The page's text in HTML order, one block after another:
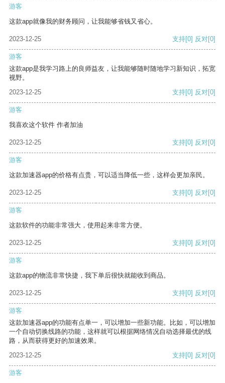
游客
这款app就像我的财务顾问，让我能够省钱又省心。
2023-12-25 支持[0] 反对[0]
游客
这款app是我学习路上的良师益友，让我能够随时随地学习新知识，拓宽
视野。
2023-12-25
支持[0] 反对[0]
游客
我喜欢这个软件 作者加油
2023-12-25 支持[0] 反对[0]
游客
这款加速器app的价格有点贵，可以适当降低一些，这样会更加亲民。
2023-12-25 支持[0] 反对[0]
游客
这款软件的功能非常强大，使用起来非常方便。
2023-12-25 支持[0] 反对[0]
游客
这款app的物流非常快捷，我下单后很快就能收到商品。
2023-12-25 支持[0] 反对[0]
游客
这款加速器app的功能有点单一，可以增加一些新功能。比如，可以增加
一个自动切换线路的功能，这样就可以根据网络情况自动选择最优的线
路，从而获得更好的加速效果。
2023-12-25
支持[0] 反对[0]
游客